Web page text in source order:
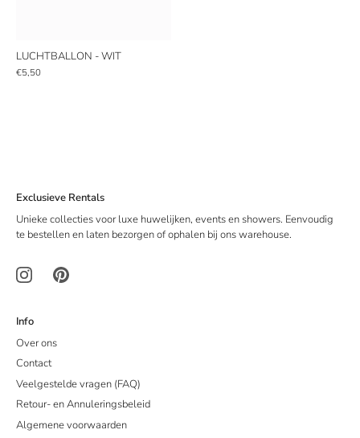
LUCHTBALLON - WIT
€5,50
Exclusieve Rentals
Unieke collecties voor luxe huwelijken, events en showers. Eenvoudig
te bestellen en laten bezorgen of ophalen bij ons warehouse.
Info
Over ons
Contact
Veelgestelde vragen (FAQ)
Retour- en Annuleringsbeleid
Algemene voorwaarden